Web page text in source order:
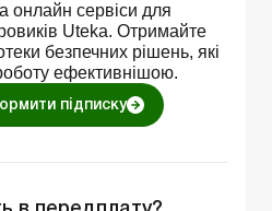
онлайн сервіси для
Uteka. Отримайте
безпечних рішень, які
ефективнішою.
підписку